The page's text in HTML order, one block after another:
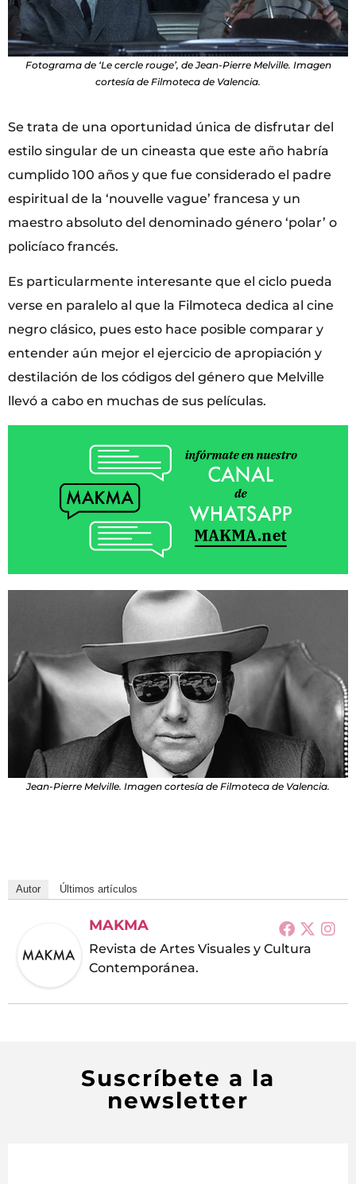
Fotograma de ‘Le cercle rouge’, de Jean-Pierre Melville. Imagen
cortesía de Filmoteca de Valencia.
Se trata de una oportunidad única de disfrutar del
estilo singular de un cineasta que este año habría
cumplido 100 años y que fue considerado el padre
espiritual de la ‘nouvelle vague’ francesa y un
maestro absoluto del denominado género ‘polar’ o
policíaco francés.
Es particularmente interesante que el ciclo pueda
verse en paralelo al que la Filmoteca dedica al cine
negro clásico, pues esto hace posible comparar y
entender aún mejor el ejercicio de apropiación y
destilación de los códigos del género que Melville
llevó a cabo en muchas de sus películas.
Jean-Pierre Melville. Imagen cortesía de Filmoteca de Valencia.
Autor Últimos artículos
MAKMA
Revista de Artes Visuales y Cultura
Contemporánea.
Suscríbete a la
newsletter